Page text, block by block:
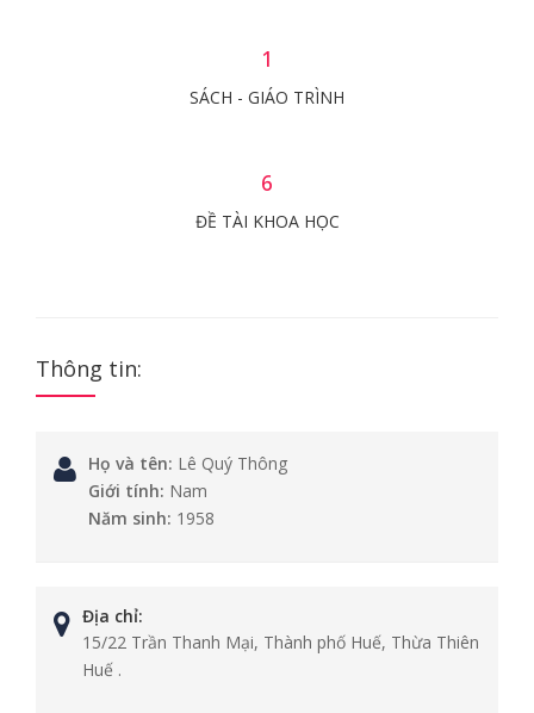
1
SÁCH - GIÁO TRÌNH
6
ĐỀ TÀI KHOA HỌC
Thông tin:
Họ và tên: Lê Quý Thông
Giới tính: Nam
Năm sinh: 1958
Địa chỉ:
15/22 Trần Thanh Mại, Thành phố Huế, Thừa Thiên
Huế .